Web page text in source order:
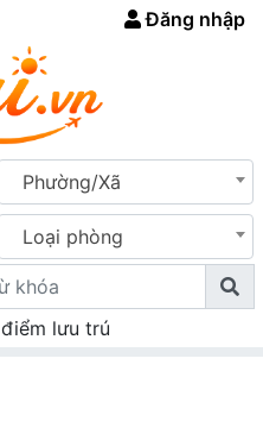
Đăng nhập
Phường/Xã
Loại phòng
điểm lưu trú